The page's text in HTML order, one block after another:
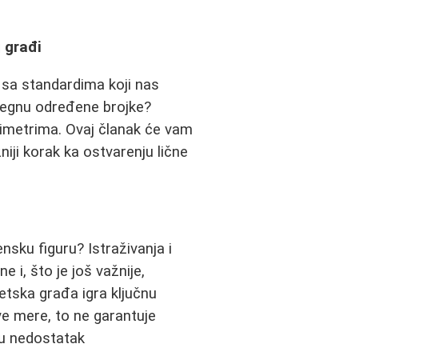
građi
standardima koji nas
određene brojke?
Ovaj članak će vam
korak ka ostvarenju lične
figuru? Istraživanja i
i, što je još važnije,
građa igra ključnu
mere, to ne garantuje
nedostatak